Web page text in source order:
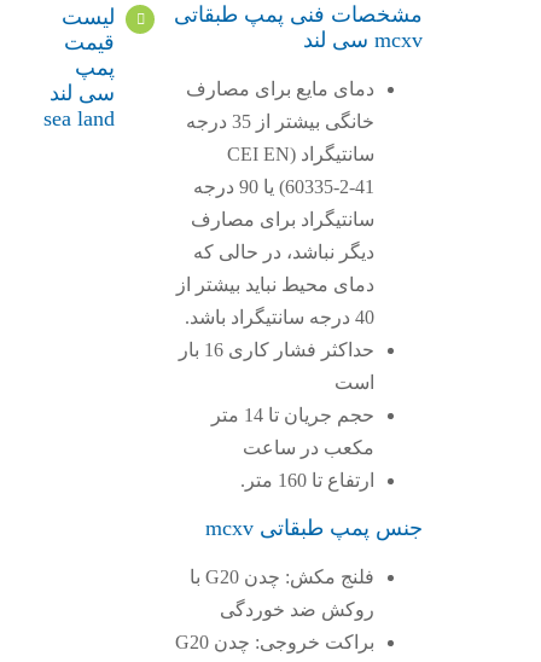
مشخصات فنی پمپ طبقاتی
mcxv سی لند
دمای مایع برای مصارف
خانگی بیشتر از 35 درجه
سانتیگراد (CEI EN
60335-2-41) یا 90 درجه
سانتیگراد برای مصارف
دیگر نباشد، در حالی که
دمای محیط نباید بیشتر از
40 درجه سانتیگراد باشد.
حداکثر فشار کاری 16 بار
است
حجم جریان تا 14 متر
مکعب در ساعت
ارتفاع تا 160 متر.
جنس پمپ طبقاتی mcxv
فلنج مکش: چدن G20 با
روکش ضد خوردگی
براکت خروجی: چدن G20
لیست
قیمت
پمپ
سی لند
sea land